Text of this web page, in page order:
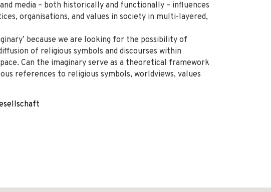
media – both historically and functionally – influences
organisations, and values in society in multi-layered,
because we are looking for the possibility of
of religious symbols and discourses within
Can the imaginary serve as a theoretical framework
references to religious symbols, worldviews, values